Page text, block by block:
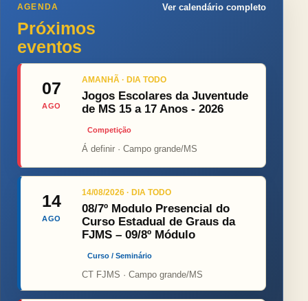
AGENDA
Próximos
eventos
Ver calendário completo
07
AGO
AMANHÃ · DIA TODO
Jogos Escolares da Juventude
de MS 15 a 17 Anos - 2026
Competição
Á definir · Campo grande/MS
14
AGO
14/08/2026 · DIA TODO
08/7º Modulo Presencial do
Curso Estadual de Graus da
FJMS – 09/8º Módulo
Curso / Seminário
CT FJMS · Campo grande/MS